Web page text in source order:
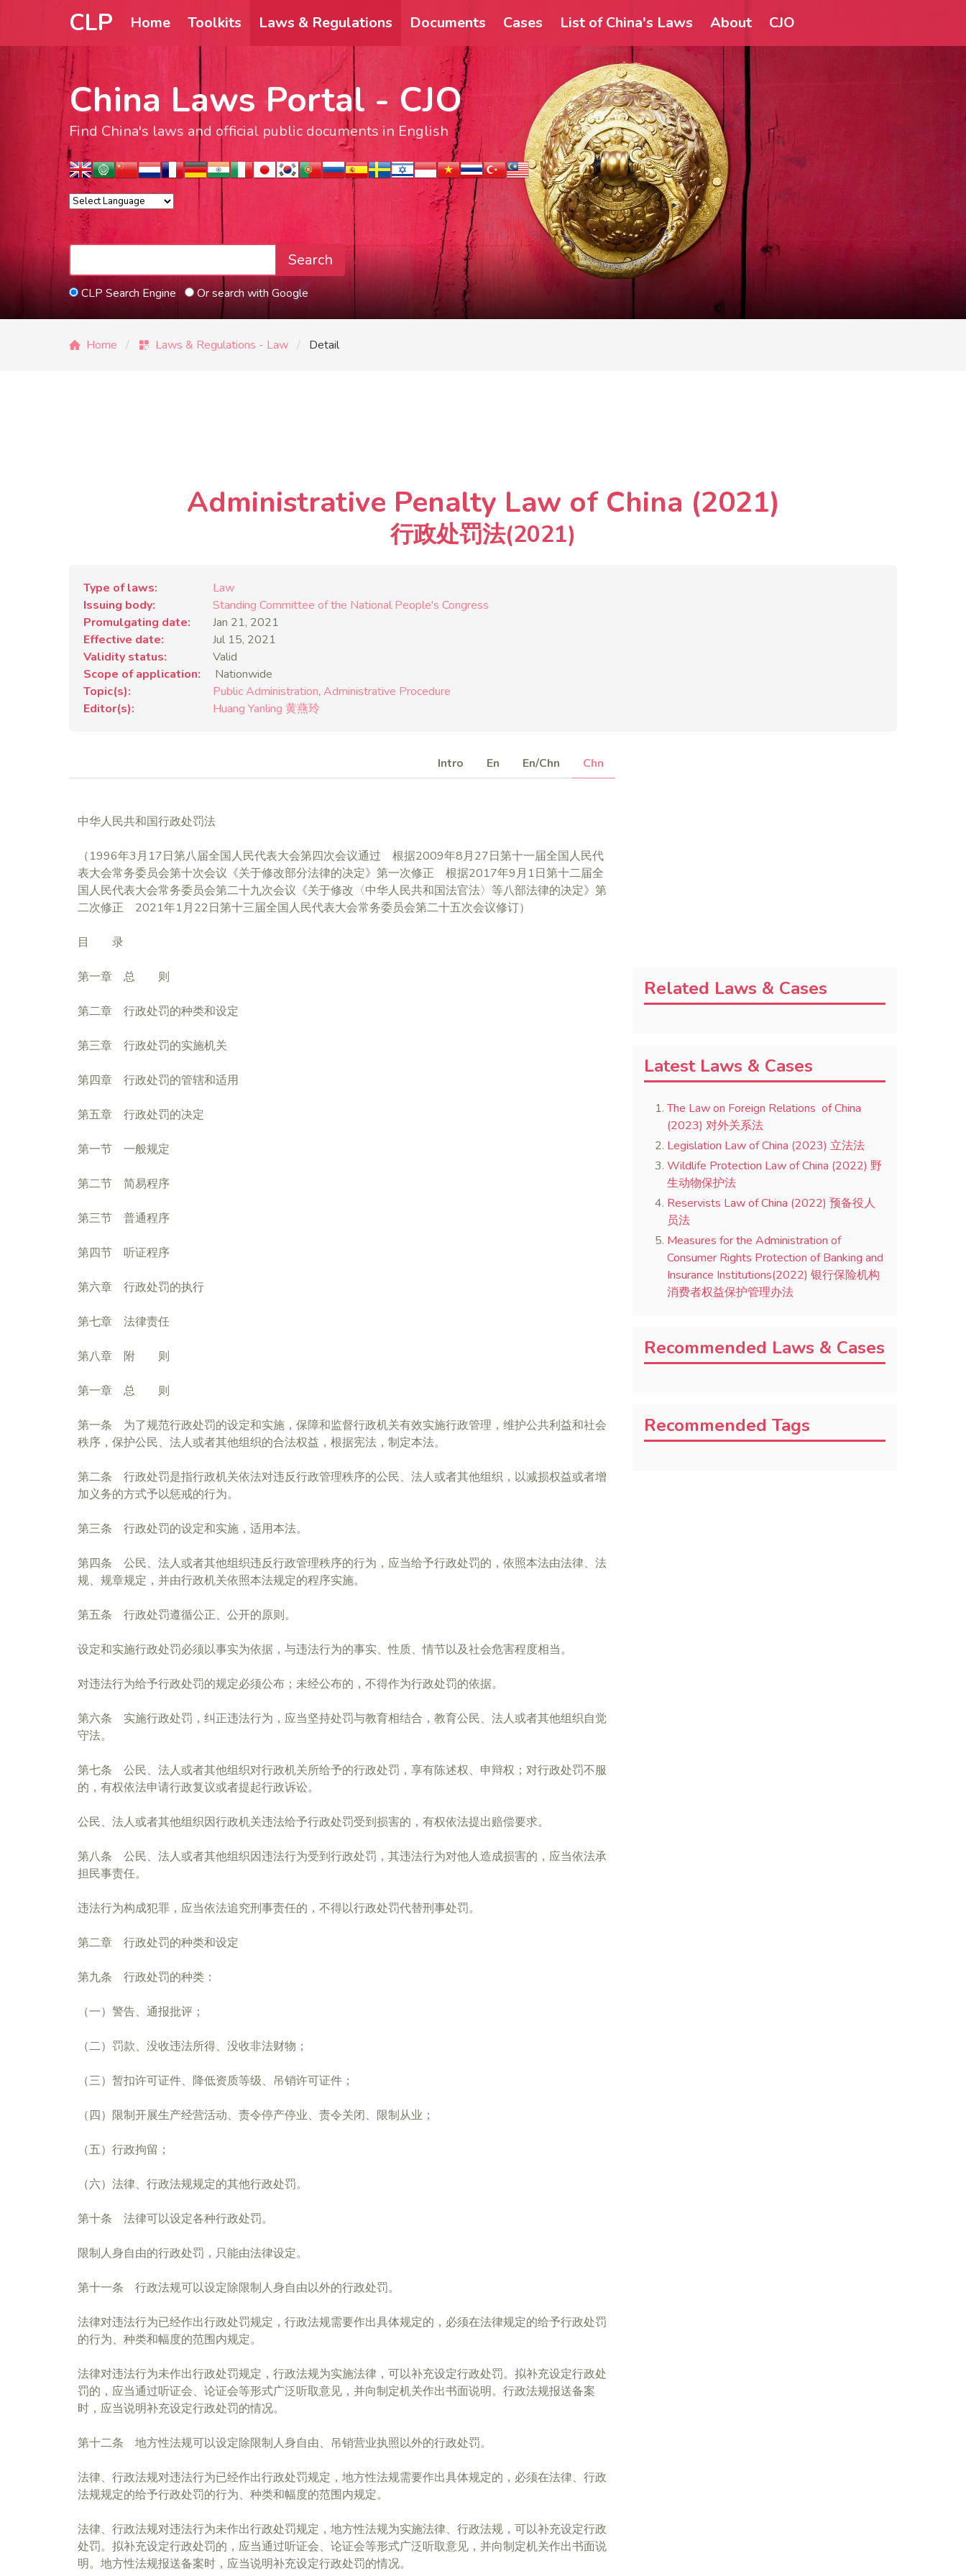
CLP Home Toolkits Laws & Regulations Documents Cases List of China's Laws About CJO
China Laws Portal - CJO
Find China's laws and official public documents in English
Search
CLP Search Engine Or search with Google
Home Laws & Regulations - Law Detail
Administrative Penalty Law of China (2021)
行政处罚法(2021)
Type of laws
Law
Issuing body
Standing Committee of the National People's Congress
Promulgating date
Jan 21, 2021
Effective date
Jul 15, 2021
Validity status
Valid
Scope of application
Nationwide
Topic(s)
Public Administration Administrative Procedure
Editor(s)
Huang Yanling 黄燕玲
Intro En En/Chn Chn
中华人民共和国行政处罚法
（1996年3月17日第八届全国人民代表大会第四次会议通过 根据2009年8月27日第十一届全国人民代
表大会常务委员会第十次会议《关于修改部分法律的决定》第一次修正 根据2017年9月1日第十二届全
国人民代表大会常务委员会第二十九次会议《关于修改〈中华人民共和国法官法〉等八部法律的决定》第
二次修正 2021年1月22日第十三届全国人民代表大会常务委员会第二十五次会议修订）
目 录
第一章 总 则
第二章 行政处罚的种类和设定
第三章 行政处罚的实施机关
第四章 行政处罚的管辖和适用
第五章 行政处罚的决定
第一节 一般规定
第二节 简易程序
第三节 普通程序
第四节 听证程序
第六章 行政处罚的执行
第七章 法律责任
第八章 附 则
第一章 总 则
第一条 为了规范行政处罚的设定和实施，保障和监督行政机关有效实施行政管理，维护公共利益和社会
秩序，保护公民、法人或者其他组织的合法权益，根据宪法，制定本法。
第二条 行政处罚是指行政机关依法对违反行政管理秩序的公民、法人或者其他组织，以减损权益或者增
加义务的方式予以惩戒的行为。
第三条 行政处罚的设定和实施，适用本法。
第四条 公民、法人或者其他组织违反行政管理秩序的行为，应当给予行政处罚的，依照本法由法律、法
规、规章规定，并由行政机关依照本法规定的程序实施。
第五条 行政处罚遵循公正、公开的原则。
设定和实施行政处罚必须以事实为依据，与违法行为的事实、性质、情节以及社会危害程度相当。
对违法行为给予行政处罚的规定必须公布；未经公布的，不得作为行政处罚的依据。
第六条 实施行政处罚，纠正违法行为，应当坚持处罚与教育相结合，教育公民、法人或者其他组织自觉
守法。
第七条 公民、法人或者其他组织对行政机关所给予的行政处罚，享有陈述权、申辩权；对行政处罚不服
的，有权依法申请行政复议或者提起行政诉讼。
公民、法人或者其他组织因行政机关违法给予行政处罚受到损害的，有权依法提出赔偿要求。
第八条 公民、法人或者其他组织因违法行为受到行政处罚，其违法行为对他人造成损害的，应当依法承
担民事责任。
违法行为构成犯罪，应当依法追究刑事责任的，不得以行政处罚代替刑事处罚。
第二章 行政处罚的种类和设定
第九条 行政处罚的种类：
（一）警告、通报批评；
（二）罚款、没收违法所得、没收非法财物；
（三）暂扣许可证件、降低资质等级、吊销许可证件；
（四）限制开展生产经营活动、责令停产停业、责令关闭、限制从业；
（五）行政拘留；
（六）法律、行政法规规定的其他行政处罚。
第十条 法律可以设定各种行政处罚。
限制人身自由的行政处罚，只能由法律设定。
第十一条 行政法规可以设定除限制人身自由以外的行政处罚。
法律对违法行为已经作出行政处罚规定，行政法规需要作出具体规定的，必须在法律规定的给予行政处罚
的行为、种类和幅度的范围内规定。
法律对违法行为未作出行政处罚规定，行政法规为实施法律，可以补充设定行政处罚。拟补充设定行政处
罚的，应当通过听证会、论证会等形式广泛听取意见，并向制定机关作出书面说明。行政法规报送备案
时，应当说明补充设定行政处罚的情况。
第十二条 地方性法规可以设定除限制人身自由、吊销营业执照以外的行政处罚。
法律、行政法规对违法行为已经作出行政处罚规定，地方性法规需要作出具体规定的，必须在法律、行政
法规规定的给予行政处罚的行为、种类和幅度的范围内规定。
法律、行政法规对违法行为未作出行政处罚规定，地方性法规为实施法律、行政法规，可以补充设定行政
处罚。拟补充设定行政处罚的，应当通过听证会、论证会等形式广泛听取意见，并向制定机关作出书面说
明。地方性法规报送备案时，应当说明补充设定行政处罚的情况。
Related Laws & Cases
Latest Laws & Cases
The Law on Foreign Relations of China
(2023) 对外关系法
Legislation Law of China (2023) 立法法
Wildlife Protection Law of China (2022) 野
生动物保护法
Reservists Law of China (2022) 预备役人
员法
Measures for the Administration of
Consumer Rights Protection of Banking and
Insurance Institutions(2022) 银行保险机构
消费者权益保护管理办法
Recommended Laws & Cases
Recommended Tags